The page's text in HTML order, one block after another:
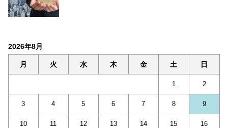
2026年8月
月 火 水 木 金 土 日
1 2
3 4 5 6 7 8 9
10 11 12 13 14 15 16